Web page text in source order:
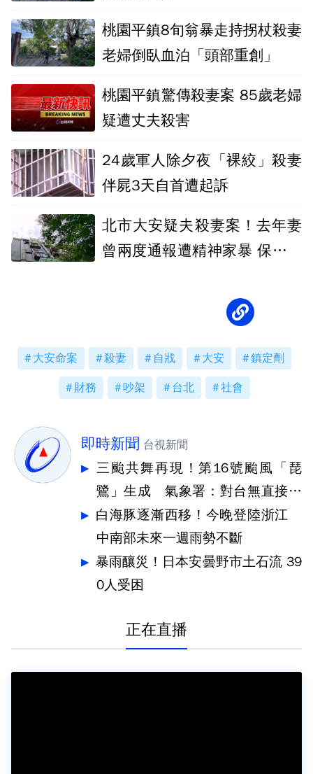
桃園平鎮8旬翁暴走持拐杖殺妻
老婦倒臥血泊「頭部重創」
桃園平鎮驚傳殺妻案 85歲老婦
疑遭丈夫殺害
24歲軍人除夕夜「裸絞」殺妻
伴屍3天自首遭起訴
北市大安疑夫殺妻案！去年妻
曾兩度通報遭精神家暴 保護令
大安命案 殺妻 自戕 大安 鎮定劑
財務 吵架 台北 社會
即時新聞 台視新聞
三颱共舞再現！第16號颱風「琵
鷺」生成 氣象署：對台無直接影
響
白海豚逐漸西移！今晚登陸浙江
中南部未來一週雨勢不斷
暴雨釀災！日本安曇野市土石流 39
0人受困
正在直播